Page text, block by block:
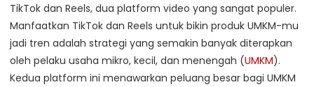
TikTok dan Reels, dua platform video yang sangat populer.
Manfaatkan TikTok dan Reels untuk bikin produk UMKM-mu
jadi tren adalah strategi yang semakin banyak diterapkan
oleh pelaku usaha mikro, kecil, dan menengah (UMKM).
Kedua platform ini menawarkan peluang besar bagi UMKM